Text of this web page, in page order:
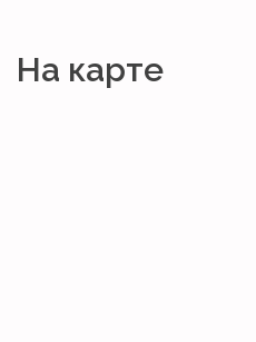
На карте